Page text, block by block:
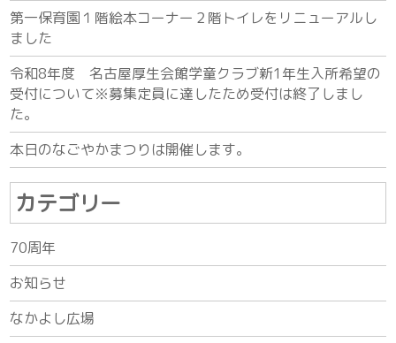
第一保育園１階絵本コーナー２階トイレをリニューアルし
ました
令和8年度 名古屋厚生会館学童クラブ新1年生入所希望の
受付について※募集定員に達したため受付は終了しまし
た。
本日のなごやかまつりは開催します。
カテゴリー
70周年
お知らせ
なかよし広場